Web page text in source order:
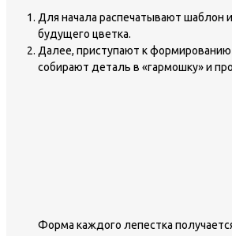
Для начала распечатывают шаблон
будущего цветка.
Далее, приступают к формированию
собирают деталь в «гармошку» и
Форма каждого лепестка